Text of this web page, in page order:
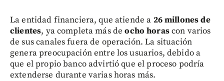
La entidad financiera, que atiende a 26 millones de
clientes, ya completa más deocho horascon varios
de sus canales fuera de operación. La situación
genera preocupación entre los usuarios, debido a
que el propio banco advirtió que el proceso podría
extenderse durante varias horas más.